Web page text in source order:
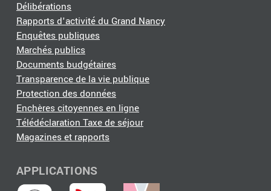
Délibérations
Rapports d'activité du Grand Nancy
Enquêtes publiques
Marchés publics
Documents budgétaires
Transparence de la vie publique
Protection des données
Enchères citoyennes en ligne
Télédéclaration Taxe de séjour
Magazines et rapports
APPLICATIONS